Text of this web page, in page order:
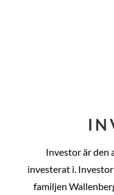
Investor är den
investerat i.
familjen